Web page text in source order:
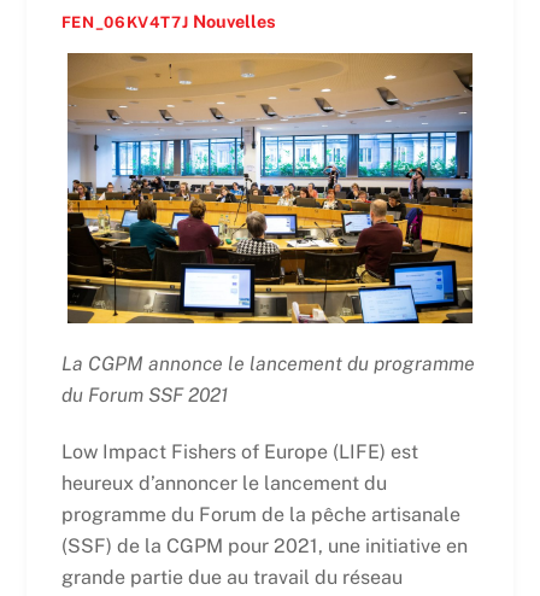
FEN_06KV4T7J Nouvelles
La CGPM annonce le lancement du programme
du Forum SSF 2021
Low Impact Fishers of Europe (LIFE) est
heureux d’annoncer le lancement du
programme du Forum de la pêche artisanale
(SSF) de la CGPM pour 2021, une initiative en
grande partie due au travail du réseau